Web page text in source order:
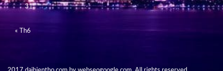
31
« Th6